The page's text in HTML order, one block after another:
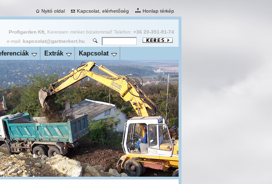
Nyitó oldal Kapcsolat, elérhetőség Honlap térkép
Profigarden Kft, Keressen minket bizalommal! Telefon: +36 20-351-91-74
e-mail: kapcsolat@gartnerkert.hu
Extrák Kapcsolat